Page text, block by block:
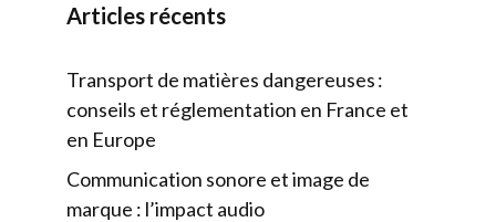
Articles récents
Transport de matières dangereuses :
conseils et réglementation en France et
en Europe
Communication sonore et image de
marque : l’impact audio